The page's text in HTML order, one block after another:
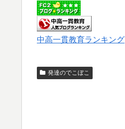
中高一貫教育ランキング
発達のでこぼこ